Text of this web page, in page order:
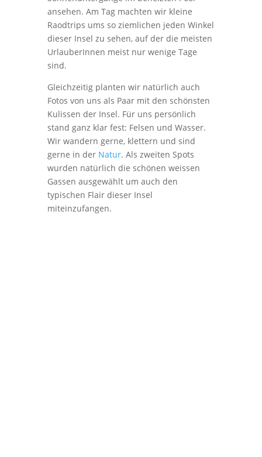
ansehen. Am Tag machten wir kleine
Raodtrips ums so ziemlichen jeden Winkel
dieser Insel zu sehen, auf der die meisten
UrlauberInnen meist nur wenige Tage
sind.
Gleichzeitig planten wir natürlich auch
Fotos von uns als Paar mit den schönsten
Kulissen der Insel. Für uns persönlich
stand ganz klar fest: Felsen und Wasser.
Wir wandern gerne, klettern und sind
gerne in der Natur. Als zweiten Spots
wurden natürlich die schönen weissen
Gassen ausgewählt um auch den
typischen Flair dieser Insel
miteinzufangen.